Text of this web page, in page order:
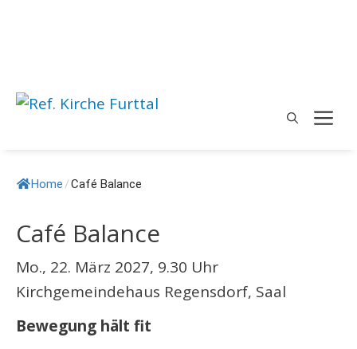
Home/Café Balance
Café Balance
Mo., 22. März 2027, 9.30 Uhr
Kirchgemeindehaus Regensdorf, Saal
Bewegung hält fit